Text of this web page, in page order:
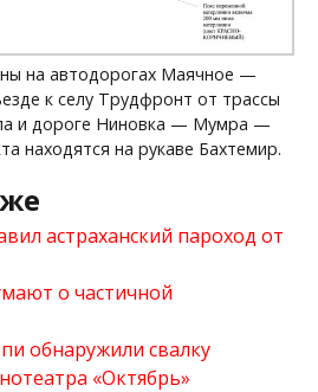
на автодорогах Маячное —
к селу Трудфронт от трассы
и дороге Ниновка — Мумра —
находятся на рукаве Бахтемир.
астраханский пароход от
о частичной
обнаружили свалку
«Октябрь»